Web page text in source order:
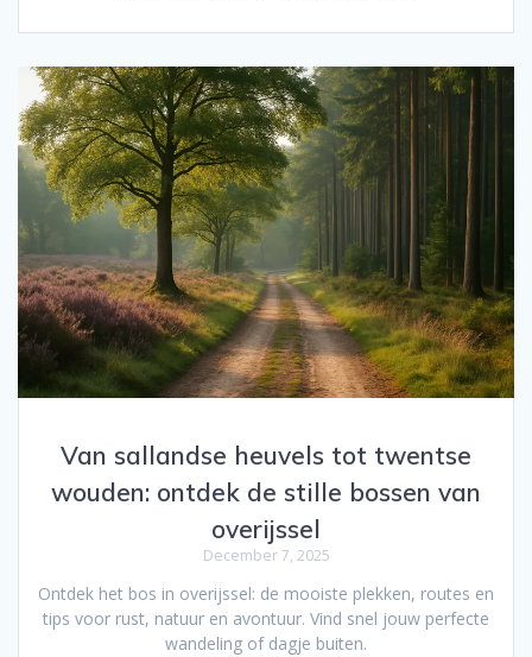
Van sallandse heuvels tot twentse
wouden: ontdek de stille bossen van
overijssel
December 7, 2025
Ontdek het bos in overijssel: de mooiste plekken, routes en
tips voor rust, natuur en avontuur. Vind snel jouw perfecte
wandeling of dagje buiten.